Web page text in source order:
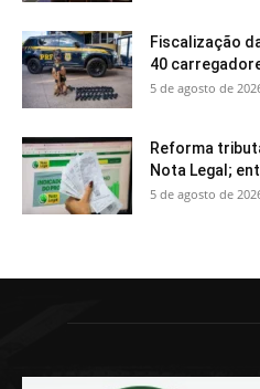
Fiscalização
40
5 de agosto de
Reforma
Nota Legal;
5 de agosto de